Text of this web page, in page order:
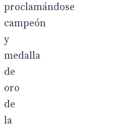
proclamándose
campeón
y
medalla
de
oro
de
la